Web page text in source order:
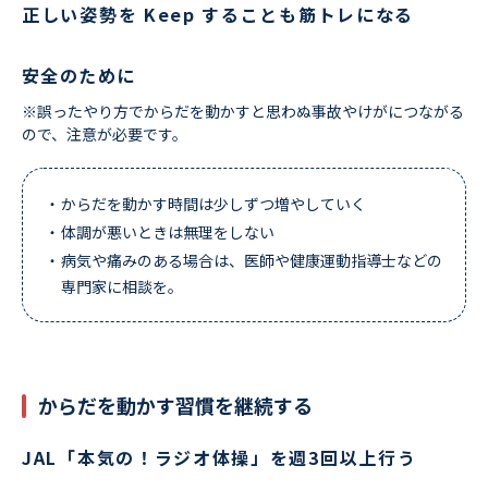
正しい姿勢を Keep することも筋トレになる
安全のために
※誤ったやり方でからだを動かすと思わぬ事故やけがにつながる
ので、注意が必要です。
からだを動かす時間は少しずつ増やしていく
体調が悪いときは無理をしない
病気や痛みのある場合は、医師や健康運動指導士などの
専門家に相談を。
からだを動かす習慣を継続する
JAL「本気の！ラジオ体操」を週3回以上行う